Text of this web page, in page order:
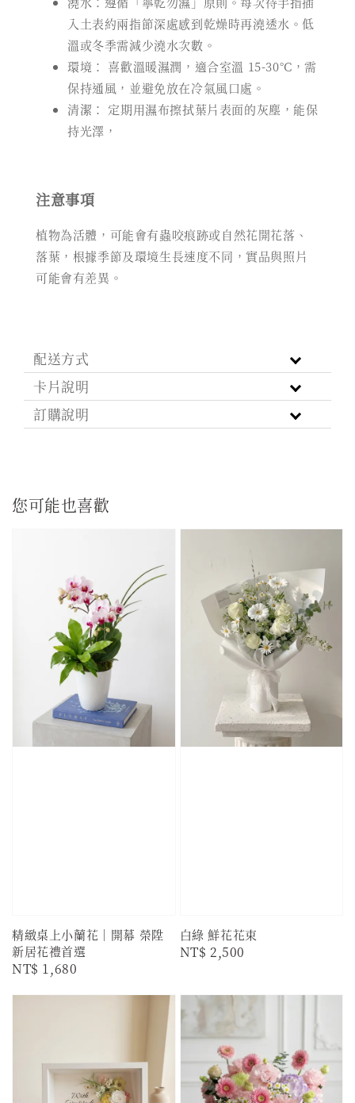
入土表約兩指節深處感到乾燥時再澆透水。低
溫或冬季需減少澆水次數。
環境： 喜歡溫暖濕潤，適合室溫 15-30°C，需
保持通風，並避免放在冷氣風口處。
清潔： 定期用濕布擦拭葉片表面的灰塵，能保
持光澤，
注意事項
植物為活體，可能會有蟲咬痕跡或自然花開花落、
落葉，根據季節及環境生長速度不同，實品與照片
可能會有差異。
配送方式
卡片說明
訂購說明
您可能也喜歡
精緻桌上小蘭花｜開幕 榮陞
新居花禮首選
Regular
NT$ 1,680
白綠 鮮花花束
Regular
NT$ 2,500